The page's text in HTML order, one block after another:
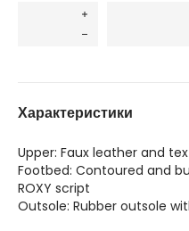
Характеристики
Upper: Faux leather and
Footbed: Contoured and
ROXY script
Outsole: Rubber outsole